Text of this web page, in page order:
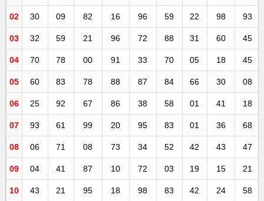
02 30 09 82 16 96 59 22 98 93
03 32 59 21 96 72 88 31 60 45
04 70 78 00 91 33 70 05 18 45
05 60 83 78 88 87 84 66 30 08
06 25 92 67 86 38 58 01 41 18
07 93 61 99 20 95 83 01 36 68
08 06 71 08 73 34 52 42 43 47
09 04 41 87 10 72 03 19 15 21
10 43 21 95 18 98 83 42 24 58